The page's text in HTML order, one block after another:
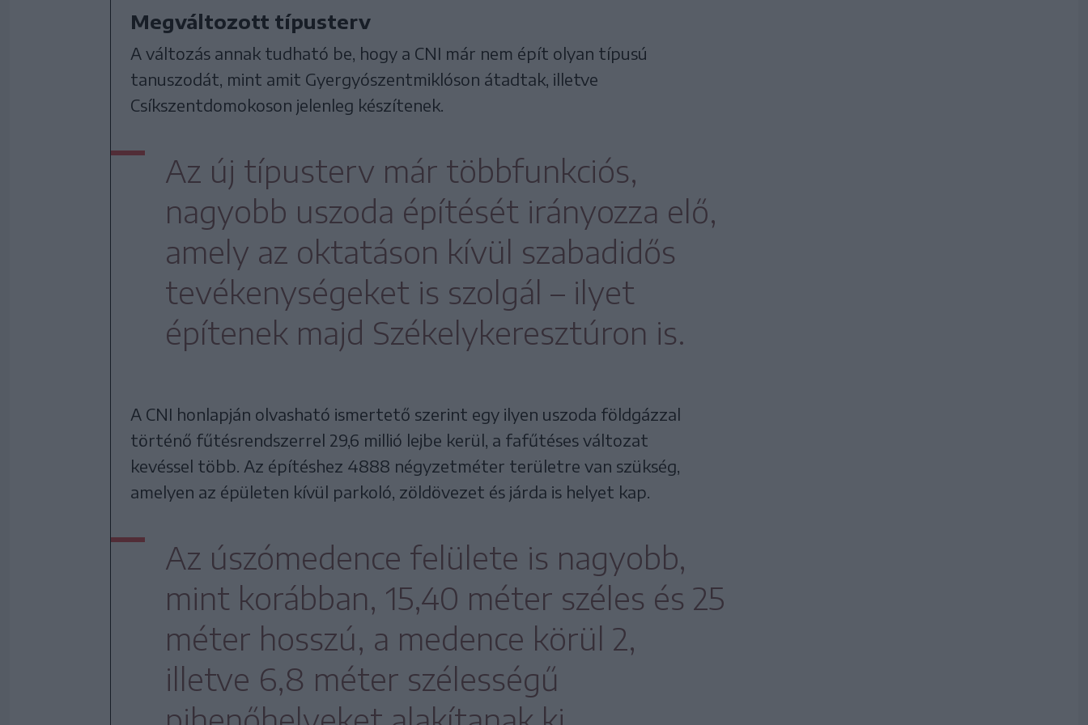
Megváltozott típusterv
A változás annak tudható be, hogy a CNI már nem épít olyan típusú
tanuszodát, mint amit Gyergyószentmiklóson átadtak, illetve
Csíkszentdomokoson jelenleg készítenek.
Az új típusterv már többfunkciós,
nagyobb uszoda építését irányozza elő,
amely az oktatáson kívül szabadidős
tevékenységeket is szolgál – ilyet
építenek majd Székelykeresztúron is.
A CNI honlapján olvasható ismertető szerint egy ilyen uszoda földgázzal
történő fűtésrendszerrel 29,6 millió lejbe kerül, a fafűtéses változat
kevéssel több. Az építéshez 4888 négyzetméter területre van szükség,
amelyen az épületen kívül parkoló, zöldövezet és járda is helyet kap.
Az úszómedence felülete is nagyobb,
mint korábban, 15,40 méter széles és 25
méter hosszú, a medence körül 2,
illetve 6,8 méter szélességű